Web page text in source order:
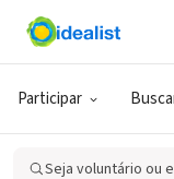
Participar
Seja voluntário ou
ONG (SETOR
Citizen